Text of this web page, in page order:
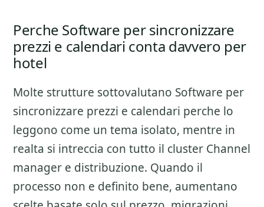
Perche Software per sincronizzare
prezzi e calendari conta davvero per
hotel
Molte strutture sottovalutano Software per
sincronizzare prezzi e calendari perche lo
leggono come un tema isolato, mentre in
realta si intreccia con tutto il cluster Channel
manager e distribuzione. Quando il
processo non e definito bene, aumentano